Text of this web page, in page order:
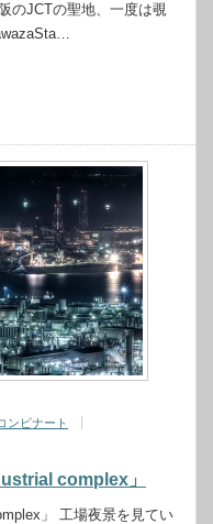
のJCTの聖地、一度は覗
ンビナート
complex」
」 工場夜景を見てい